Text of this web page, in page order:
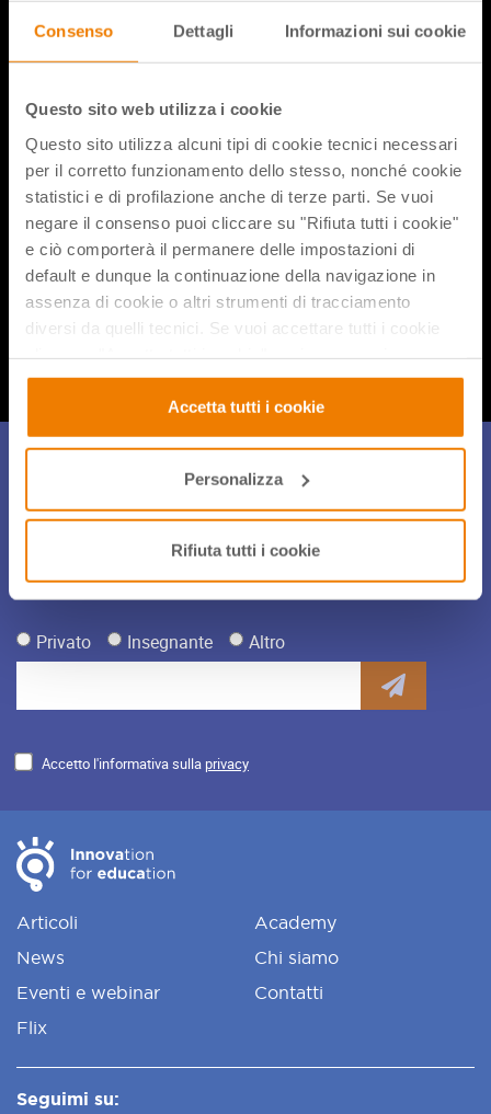
Consenso Dettagli Informazioni sui cookie
Questo sito web utilizza i cookie
Questo sito utilizza alcuni tipi di cookie tecnici necessari
per il corretto funzionamento dello stesso, nonché cookie
statistici e di profilazione anche di terze parti. Se vuoi
negare il consenso puoi cliccare su "Rifiuta tutti i cookie"
e ciò comporterà il permanere delle impostazioni di
default e dunque la continuazione della navigazione in
assenza di cookie o altri strumenti di tracciamento
diversi da quelli tecnici. Se vuoi accettare tutti i cookie
autonomamente selezionare i cookie da accettare clicca
su "Personalizza". Se vuoi saperne di più consulta la
nostraPrivacy e Cookie Policy.
Accetta tutti i cookie
Personalizza
Rifiuta tutti i cookie
Grazie alla nostra relatrice, Debora Ruocco, che chiuderà in
classe.
Se vuoi rivederti gli altri webinar dedicati a Google for
Educationclicca qui.
Condividi flix
Iscriviti alla Newsletter
Per restare sempre aggiornato sulle novità, gli eventi e le
iniziative di didattica innovativa iscriviti alla nostra
Privato Insegnante Altro
Accetto l'informativa sulla privacy
Articoli
News
Eventi e webinar
Flix
Academy
Chi siamo
Contatti
Seguimi su: